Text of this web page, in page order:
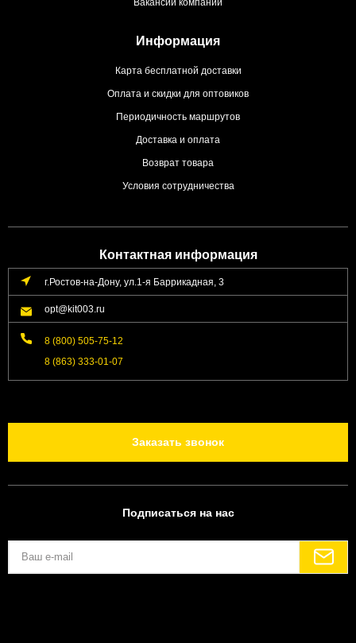
Вакансии компании
Информация
Карта бесплатной доставки
Оплата и скидки для оптовиков
Периодичность маршрутов
Доставка и оплата
Возврат товара
Условия сотрудничества
Контактная информация
г.Ростов-на-Дону, ул.1-я Баррикадная, 3
opt@kit003.ru
8 (800) 505-75-12
8 (863) 333-01-07
Заказать звонок
Подписаться на нас